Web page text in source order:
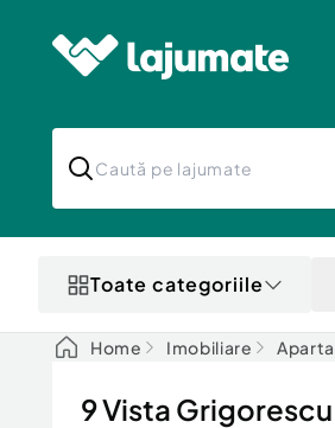
Toate categoriile
Home Imobiliare
9 Vista